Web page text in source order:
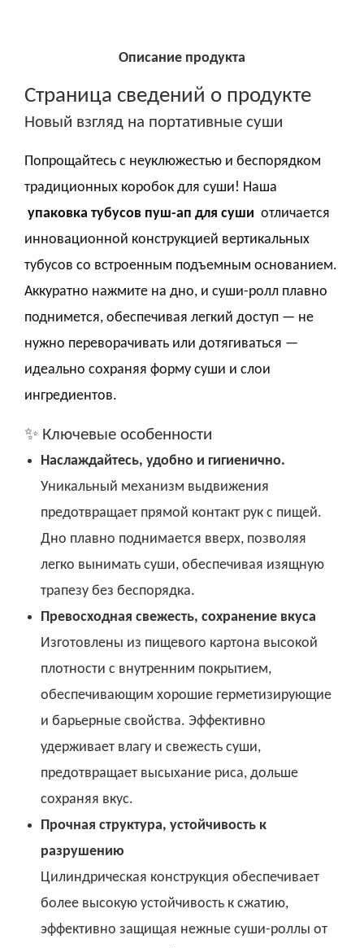
Описание продукта
Страница сведений о продукте
Новый взгляд на портативные суши
Попрощайтесь с неуклюжестью и беспорядком
традиционных коробок для суши! Наша
упаковка тубусов пуш-ап для суши отличается
инновационной конструкцией вертикальных
тубусов со встроенным подъемным основанием.
Аккуратно нажмите на дно, и суши-ролл плавно
поднимется, обеспечивая легкий доступ — не
нужно переворачивать или дотягиваться —
идеально сохраняя форму суши и слои
ингредиентов.
✨ Ключевые особенности
Наслаждайтесь, удобно и гигиенично.
Уникальный механизм выдвижения
предотвращает прямой контакт рук с пищей.
Дно плавно поднимается вверх, позволяя
легко вынимать суши, обеспечивая изящную
трапезу без беспорядка.
Превосходная свежесть, сохранение вкуса
Изготовлены из пищевого картона высокой
плотности с внутренним покрытием,
обеспечивающим хорошие герметизирующие
и барьерные свойства. Эффективно
удерживает влагу и свежесть суши,
предотвращает высыхание риса, дольше
сохраняя вкус.
Прочная структура, устойчивость к
разрушению
Цилиндрическая конструкция обеспечивает
более высокую устойчивость к сжатию,
эффективно защищая нежные суши-роллы от